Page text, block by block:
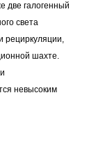
две галогенный
света
рециркуляции,
шахте.
невысоким